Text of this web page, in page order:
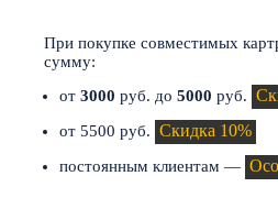
При покупке совместимых
сумму:
от 3000 руб. до 5000 руб.
от 5500 руб. Скидка 10%
постоянным клиентам —